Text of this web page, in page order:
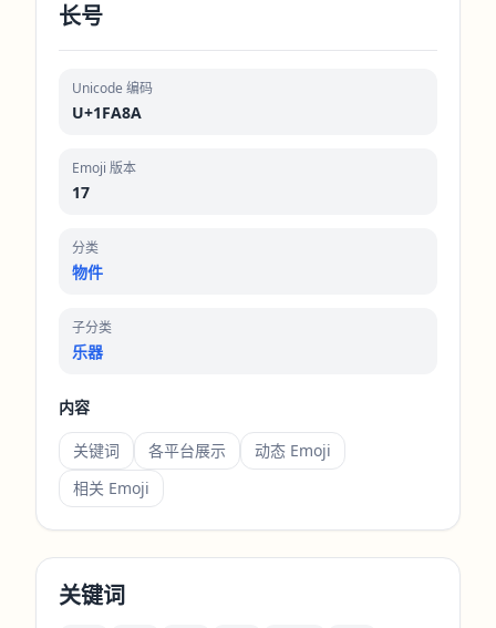
长号
Unicode 编码
U+1FA8A
Emoji 版本
17
分类
物件
子分类
乐器
内容
关键词 各平台展示
动态 Emoji
相关 Emoji
关键词